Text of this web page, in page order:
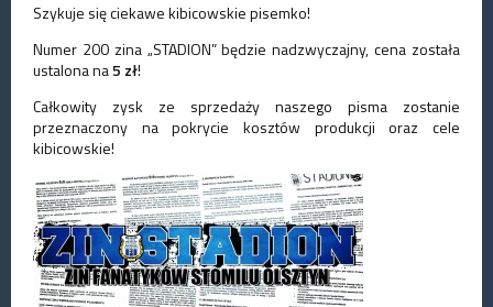
Szykuje się ciekawe kibicowskie pisemko!
Numer 200 zina „STADION” będzie nadzwyczajny, cena została
ustalona na5 zł!
Całkowity zysk ze sprzedaży naszego pisma zostanie
przeznaczony na pokrycie kosztów produkcji oraz cele
kibicowskie!